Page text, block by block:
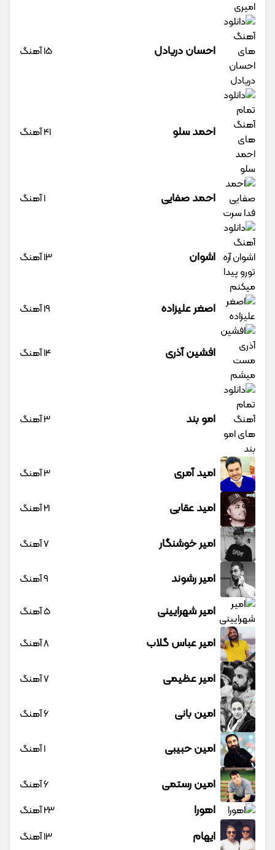
احسان دریادل 15 آهنگ
احمد سلو 41 آهنگ
احمد صفایی 1 آهنگ
اشوان 13 آهنگ
اصغر علیزاده 19 آهنگ
افشین آذری 14 آهنگ
امو بند 3 آهنگ
امید آمری 3 آهنگ
امید عقابی 21 آهنگ
امیر خوشنگار 7 آهنگ
امیر رشوند 9 آهنگ
امیر شهرایینی 5 آهنگ
امیر عباس گلاب 8 آهنگ
امیر عظیمی 7 آهنگ
امین بانی 6 آهنگ
امین حبیبی 1 آهنگ
امین رستمی 6 آهنگ
اهورا 23 آهنگ
ایهام 13 آهنگ